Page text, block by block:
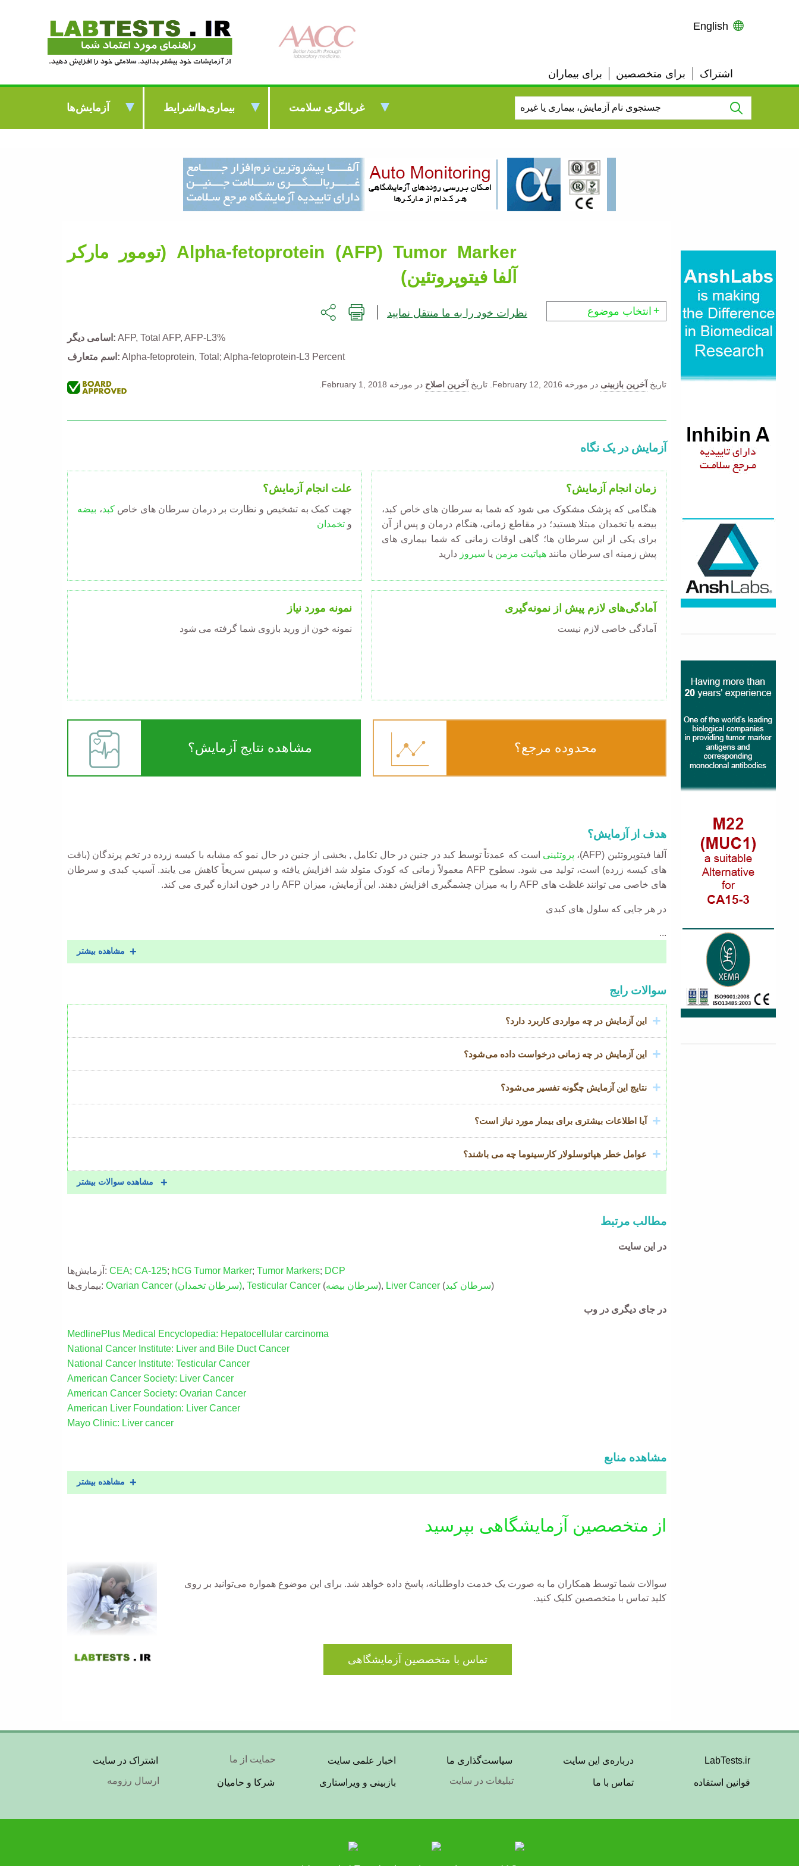
English
User
Top
Links
برای بیماران برای متخصصین اشتراک
آزمایش‌ها بیماری‌ها/شرایط غربالگری سلامت
Alpha-fetoprotein (AFP) Tumor Marker (تومور مارکر
آلفا فیتوپروتئین)
نظرات خود را به ما منتقل نمایید انتخاب موضوع
اسامی دیگر AFP Total AFP AFP-L3%
اسم متعارف
Alpha-fetoprotein, Total; Alpha-fetoprotein-L3 Percent
تاریخآخرین بازبینی در مورخه February 12, 2016. تاریخآخرین اصلاح در مورخه February 1, 2018.
آزمایش در یک نگاه
علت انجام آزمایش؟
جهت کمک به تشخیص و نظارت بر درمان سرطان های خاصکبد، بیضه
وتخمدان
زمان انجام آزمایش؟
هنگامی که پزشک مشکوک می شود که شما به سرطان های خاص کبد،
بیضه یا تخمدان مبتلا هستید؛ در مقاطع زمانی، هنگام درمان و پس از آن
برای یکی از این سرطان ها؛ گاهی اوقات زمانی که شما بیماری های
پیش زمینه ای سرطان مانندهپاتیت مزمن یا سیروز دارید
نمونه مورد نیاز
نمونه خون از ورید بازوی شما گرفته می شود
آمادگی‌های لازم پیش از نمونه‌گیری
آمادگی خاصی لازم نیست
مشاهده نتایج آزمایش؟ محدوده مرجع؟
هدف از آزمایش؟
آلفا فیتوپروتئین (AFP)، پروتئینی است که عمدتاً توسط کبد در جنین در حال تکامل , بخشی از جنین در حال نمو که مشابه با کیسه زرده در تخم پرندگان (بافت
های کیسه زرده) است، تولید می شود. سطوح AFP معمولاً زمانی که کودک متولد شد افزایش یافته و سپس سریعاً کاهش می یابند. آسیب کبدی و سرطان
های خاصی می توانند غلظت های AFP را به میزان چشمگیری افزایش دهند. این آزمایش، میزان AFP را در خون اندازه گیری می کند.
در هر جایی که سلول های کبدی
...
مشاهده بیشتر
Accordion
Title
سوالات رایج
این آزمایش در چه مواردی کاربرد دارد؟
این آزمایش در چه زمانی درخواست داده می‌شود؟
نتایج این آزمایش چگونه تفسیر می‌شود؟
آیا اطلاعات بیشتری برای بیمار مورد نیاز است؟
عوامل خطر هپاتوسلولار کارسینوما چه می باشند؟
مشاهده سوالات بیشتر
مطالب مرتبط
در این سایت
آزمایش‌ها: CEA; CA-125; hCG Tumor Marker; Tumor Markers; DCP
بیماری‌ها: Ovarian Cancer (سرطان تخمدان), Testicular Cancer(سرطان بیضه), Liver Cancer(سرطان کبد)
در جای دیگری در وب
MedlinePlus Medical Encyclopedia: Hepatocellular carcinoma
National Cancer Institute: Liver and Bile Duct Cancer
National Cancer Institute: Testicular Cancer
American Cancer Society: Liver Cancer
American Cancer Society: Ovarian Cancer
American Liver Foundation: Liver Cancer
Mayo Clinic: Liver cancer
مشاهده منابع
مشاهده بیشتر
از متخصصین آزمایشگاهی بپرسید
سوالات شما توسط همکاران ما به صورت یک خدمت داوطلبانه، پاسخ داده خواهد شد. برای این موضوع همواره می‌توانید بر روی
کلید تماس با متخصصین کلیک کنید.
تماس با متخصصین آزمایشگاهی
Footer
Menu
اشتراک در سایت حمایت از ما
ارسال رزومه شرکا و حامیان
Footer
Menu
اخبار علمی سایت سیاست‌گذاری ما
بازبینی و ویراستاری تبلیغات در سایت
Footer
Menu
درباره‌ی این سایت LabTests.ir
تماس با ما قوانین استفاده